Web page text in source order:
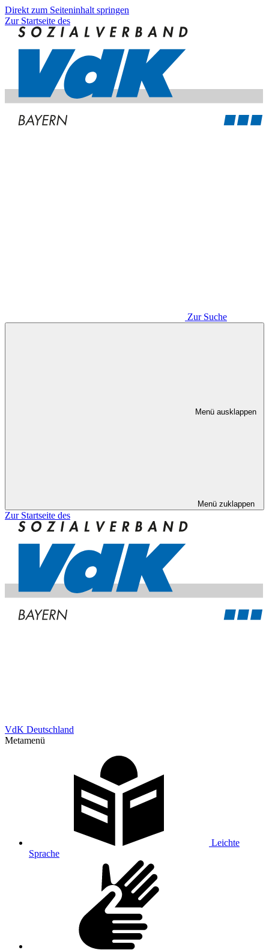
Direkt zum Seiteninhalt springen
Zur Startseite des
Zur Suche
Menü ausklappen
Menü zuklappen
Zur Startseite des
VdK Deutschland
Metamenü
Leichte
Sprache